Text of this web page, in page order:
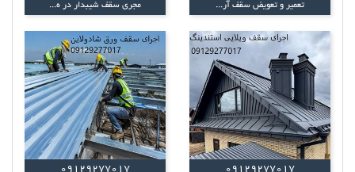
تعمیر و تعویض سقف آر... مجری سقف شیبدار در ه...
09129277017
09129277017